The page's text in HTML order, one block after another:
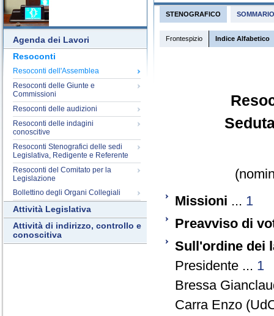
Agenda dei Lavori
Resoconti
Resoconti dell'Assemblea
Resoconti delle Giunte e
Commissioni
Resoconti delle audizioni
Resoconti delle indagini
conoscitive
Resoconti Stenografici delle sedi
Legislativa, Redigente e Referente
Resoconti del Comitato per la
Legislazione
Bollettino degli Organi Collegiali
Attività Legislativa
Attività di indirizzo, controllo e
conoscitiva
STENOGRAFICO SOMMARIO
Frontespizio Indice Alfabetico
Missioni ... 1
Preavviso di
Sull'ordine dei
Presidente ... 1
Bressa
Carra Enzo